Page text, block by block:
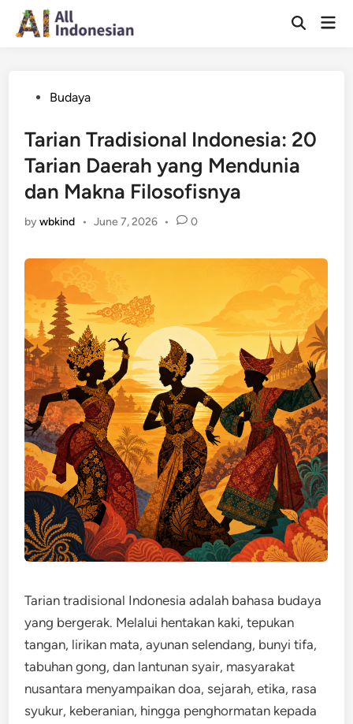
Skip
Open
PostedBudaya
Tarian Tradisional Indonesia: 20
Tarian Daerah yang Mendunia
dan Makna Filosofisnya
bywbkind • June 7, 2026 • 0
Tarian tradisional Indonesia adalah bahasa budaya
yang bergerak. Melalui hentakan kaki, tepukan
tangan, lirikan mata, ayunan selendang, bunyi tifa,
tabuhan gong, dan lantunan syair, masyarakat
nusantara menyampaikan doa, sejarah, etika, rasa
syukur, keberanian, hingga penghormatan kepada